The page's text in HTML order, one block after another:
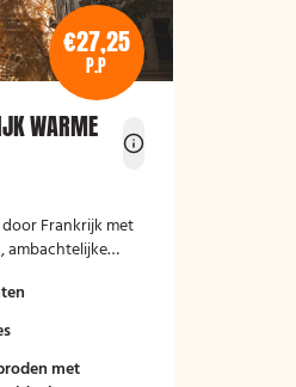
€27,25
P.P
WARME
Frankrijk met
ambachtelijke
warme
dessert
vanille-ijs.
met